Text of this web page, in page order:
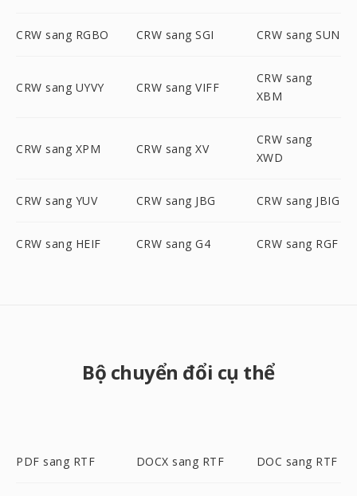
CRW sang RGBO CRW sang SGI CRW sang SUN
CRW sang UYVY CRW sang VIFF
CRW sang
XBM
CRW sang XPM CRW sang XV
CRW sang
XWD
CRW sang YUV CRW sang JBG CRW sang JBIG
CRW sang HEIF CRW sang G4 CRW sang RGF
Bộ chuyển đổi cụ thể
PDF sang RTF DOCX sang RTF DOC sang RTF